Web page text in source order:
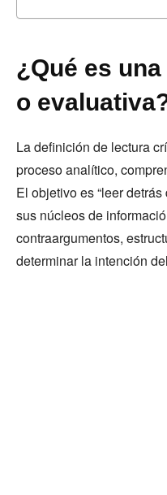
¿Qué es
o
La definición de lectura
proceso analítico,
El objetivo es “leer
sus núcleos de
contraargumentos,
determinar la intención